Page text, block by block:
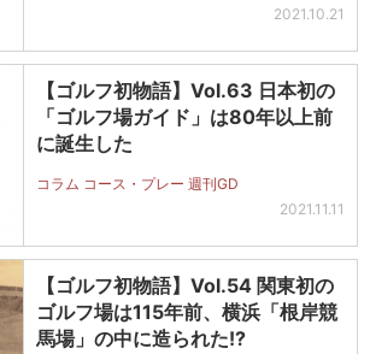
2021.10.21
【ゴルフ初物語】Vol.63 日本初の
「ゴルフ場ガイド」は80年以上前
に誕生した
コラム コース・プレー 週刊GD
2021.11.11
【ゴルフ初物語】Vol.54 関東初の
ゴルフ場は115年前、横浜「根岸競
馬場」の中に造られた!?